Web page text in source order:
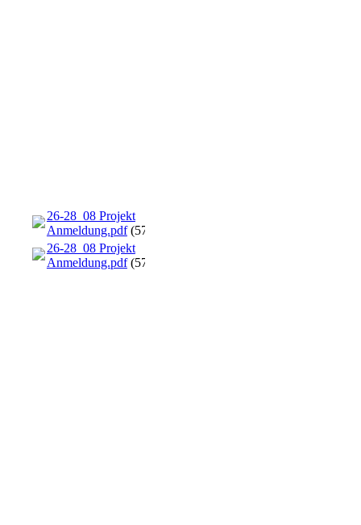
26-28_08 Projekt
Anmeldung.pdf(574.9KB)
26-28_08 Projekt
Anmeldung.pdf(574.9KB)